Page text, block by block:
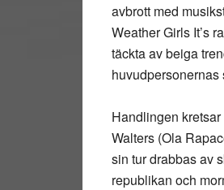
avbrott med
Weather Girls It’s
täckta av beiga
huvudpersonernas
Handlingen
Walters (Ola
sin tur drabbas av
republikan och